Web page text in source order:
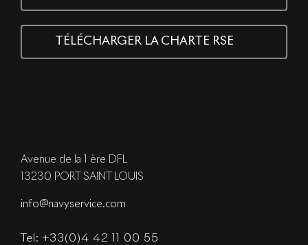
TÉLÉCHARGER LA CHARTE RSE
Avenue de la 1 ère DFL
13230 PORT SAINT LOUIS
info@navyservice.com
Tel: +33(0)4 42 11 00 55